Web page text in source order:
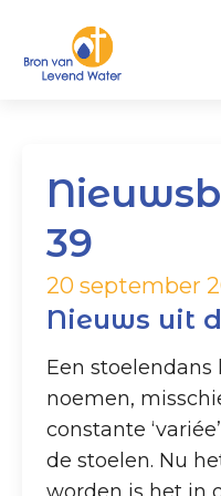
39
20 september
Nieuws uit
Een
noemen,
constante
de stoelen. Nu